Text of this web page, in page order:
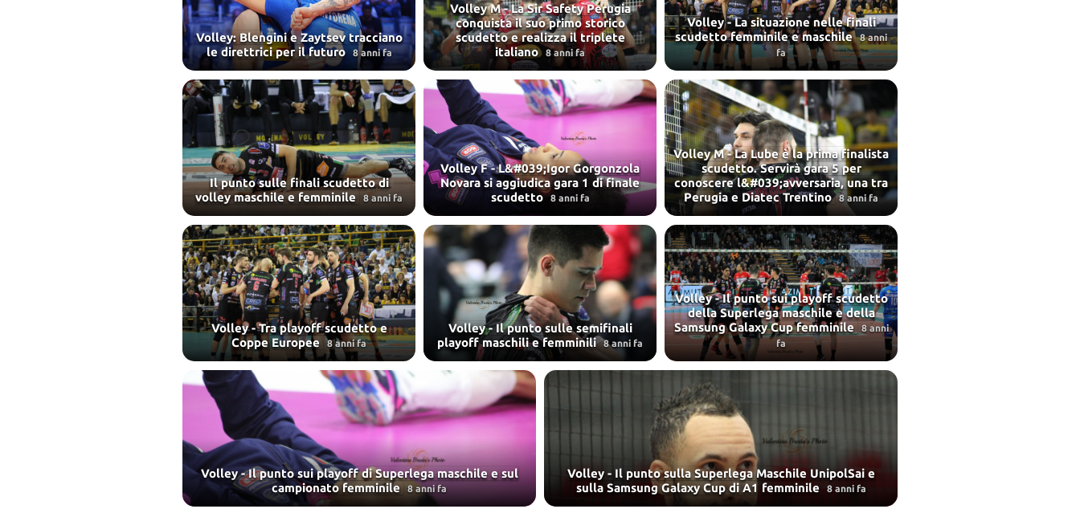
Volley: Blengini e Zaytsev tracciano
le direttrici per il futuro 8 anni fa
Volley M - La Sir Safety Perugia
conquista il suo primo storico
scudetto e realizza il triplete
italiano 8 anni fa
Volley - La situazione nelle finali
scudetto femminile e maschile 8 anni
fa
Il punto sulle finali scudetto di
volley maschile e femminile 8 anni fa
Volley F - L&#039;Igor Gorgonzola
Novara si aggiudica gara 1 di finale
scudetto 8 anni fa
Volley M - La Lube è la prima finalista
scudetto. Servirà gara 5 per
conoscere l&#039;avversaria, una tra
Perugia e Diatec Trentino 8 anni fa
Volley - Tra playoff scudetto e
Coppe Europee
8 anni fa
Volley - Il punto sulle semifinali
playoff maschili e femminili 8 anni fa
Volley - Il punto sui playoff scudetto
della Superlega maschile e della
Samsung Galaxy Cup femminile 8 anni
fa
Volley - Il punto sui playoff di Superlega maschile e sul
campionato femminile 8 anni fa
Volley - Il punto sulla Superlega Maschile UnipolSai e
sulla Samsung Galaxy Cup di A1 femminile
8 anni fa